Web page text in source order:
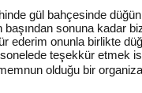
gül bahçesinde
sonuna kadar
ederim onunla birlikte
teşekkür etmek
olduğu bir